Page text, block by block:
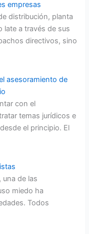
empresas
distribución, planta
late a través de sus
directivos, sino
asesoramiento de
con el
temas jurídicos e
el principio. El
de las
miedo ha
Todos